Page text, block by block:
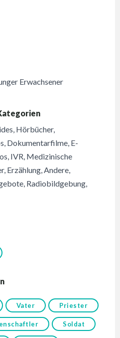
Erwachsener
, Hörbücher,
, Dokumentarfilme, E-
, IVR, Medizinische
, Erzählung,Andere,
, Radiobildgebung,
Vater Priester
Soldat